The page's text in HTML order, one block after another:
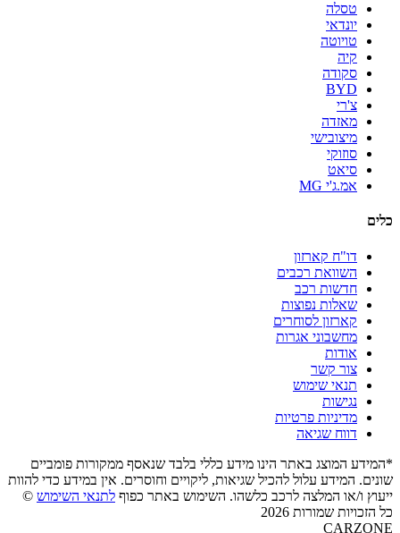
טסלה
יונדאי
טויוטה
קיה
סקודה
BYD
צ'רי
מאזדה
מיצובישי
סוזוקי
סיאט
אמ.ג'י MG
כלים
דו"ח קארזון
השוואת רכבים
חדשות רכב
שאלות נפוצות
קארזון לסוחרים
מחשבוני אגרות
אודות
צור קשר
תנאי שימוש
נגישות
מדיניות פרטיות
דווח שגיאה
*המידע המוצג באתר הינו מידע כללי בלבד שנאסף ממקורות פומביים
שונים. המידע עלול להכיל שגיאות, ליקויים וחוסרים. אין במידע כדי להוות
ייעוץ ו/או המלצה לרכב כלשהו. השימוש באתר כפוף לתנאי השימוש ©
כל הזכויות שמורות 2026
CARZONE